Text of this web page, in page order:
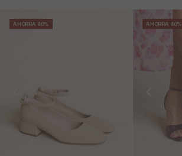
AHORRA 40% AHORRA 40%